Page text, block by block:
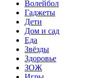
Волейбол
Гаджеты
Дети
Дом и сад
Еда
Звёзды
Здоровье
ЗОЖ